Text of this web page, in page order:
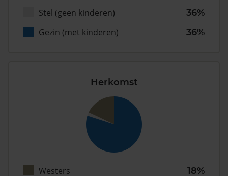
Stel (geen kinderen)
36%
Gezin (met kinderen)
36%
Herkomst
Westers
18%